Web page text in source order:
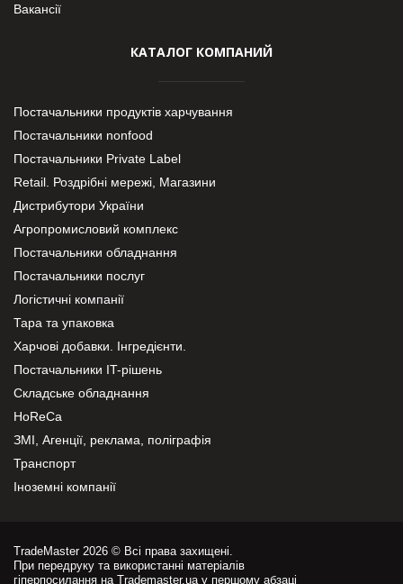
Вакансії
КАТАЛОГ КОМПАНИЙ
Постачальники продуктів харчування
Постачальники nonfood
Постачальники Private Label
Retail. Роздрібні мережі, Магазини
Дистрибутори України
Агропромисловий комплекс
Постачальники обладнання
Постачальники послуг
Логістичні компанії
Тара та упаковка
Харчові добавки. Інгредієнти.
Постачальники IT-рішень
Складське обладнання
HoReCa
ЗМІ, Агенції, реклама, поліграфія
Транспорт
Іноземні компанії
TradeMaster 2026 © Всі права захищені.
При передруку та використанні матеріалів
гіперпосилання на Trademaster.ua у першому абзаці